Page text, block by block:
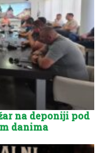
na deponiji pod
danima